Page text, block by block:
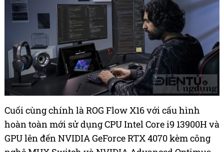
Cuối cùng chính là ROG Flow X16 với cấu hình
hoàn toàn mới sử dụng CPU Intel Core i9 13900H và
GPU lên đến NVIDIA GeForce RTX 4070 kèm công